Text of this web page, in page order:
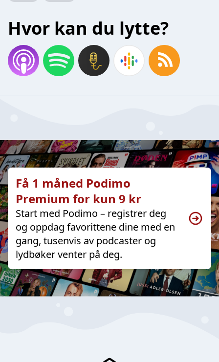
Hvor kan du lytte?
Få 1 måned Podimo
Premium for kun 9 kr
Start med Podimo – registrer deg
og oppdag favorittene dine med en
gang, tusenvis av podcaster og
lydbøker venter på deg.